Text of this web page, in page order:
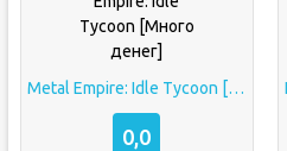
Metal Empire: Idle Tycoon [Много денег]
0,0